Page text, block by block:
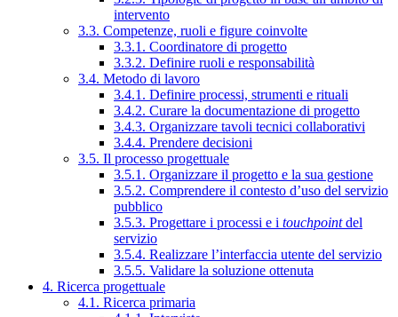
intervento
3.3. Competenze, ruoli e figure coinvolte
3.3.1. Coordinatore di progetto
3.3.2. Definire ruoli e responsabilità
3.4. Metodo di lavoro
3.4.1. Definire processi, strumenti e rituali
3.4.2. Curare la documentazione di progetto
3.4.3. Organizzare tavoli tecnici collaborativi
3.4.4. Prendere decisioni
3.5. Il processo progettuale
3.5.1. Organizzare il progetto e la sua gestione
3.5.2. Comprendere il contesto d’uso del servizio
pubblico
3.5.3. Progettare i processi e i touchpointdel
servizio
3.5.4. Realizzare l’interfaccia utente del servizio
3.5.5. Validare la soluzione ottenuta
4. Ricerca progettuale
4.1. Ricerca primaria